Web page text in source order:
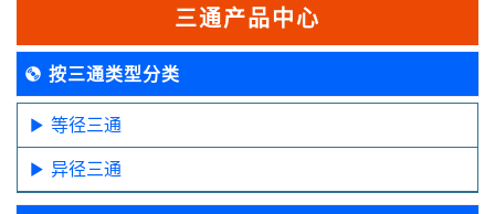
三通产品中心
按三通类型分类
等径三通
异径三通